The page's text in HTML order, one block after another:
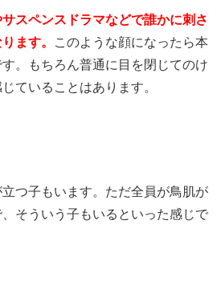
スペンスドラマなどで誰かに刺さ
ます。
このような顔になったら本
。もちろん普通に目を閉じてのけ
ていることはあります。
つ子もいます。ただ全員が鳥肌が
そういう子もいるといった感じで